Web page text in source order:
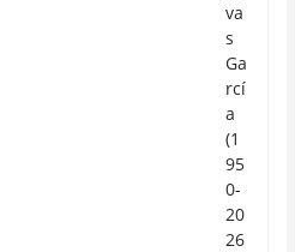
va
s
Ga
rcí
a
(1
95
0-
20
26